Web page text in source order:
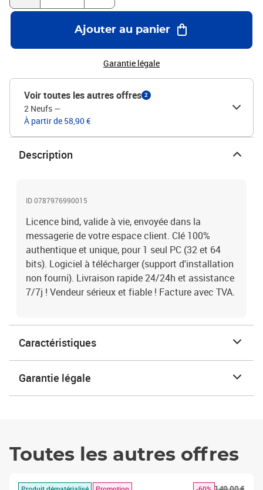
Ajouter au panier
Garantie légale
Voir toutes les autres offres 2
2 Neufs —
À partir de 58,90 €
Description
ID 0787976990015
Licence bind, valide à vie, envoyée dans la
messagerie de votre espace client. Clé 100%
authentique et unique, pour 1 seul PC (32 et 64
bits). Logiciel à télécharger (support d'installation
non fourni). Livraison rapide 24/24h et assistance
7/7j ! Vendeur sérieux et fiable ! Facture avec TVA.
Caractéristiques
Garantie légale
Toutes les autres offres